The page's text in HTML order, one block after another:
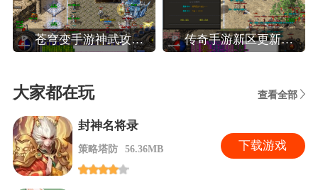
苍穹变手游神武攻略,苍穹变高效玩转装备系统攻略 传奇手游新区更新攻略,热血传奇手机版新区人民币法师玩家晚八点前怎么升40级
大家都在玩 查看全部
封神名将录
策略塔防 56.36MB 下载游戏